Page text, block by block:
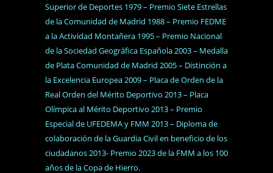
Superior de Deportes 1979 – Premio Siete Estrellas
de la Comunidad de Madrid 1988 – Premio FEDME
a la Actividad Montañera 1995 – Premio Nacional
de la Sociedad Geográfica Española 2003 – Medalla
de Plata Comunidad de Madrid 2005 – Distinción a
la Excelencia Europea 2009 – Placa de Orden de la
Real Orden del Mérito Deportivo 2013 – Placa
Olímpica al Mérito Deportivo 2013 – Premio
Especial de UFEDEMA y FMM 2013 – Diploma de
colaboración de la Guardia Civil en beneficio de los
ciudadanos 2013- Premio 2023 de la FMM a los 100
años de la Copa de Hierro.